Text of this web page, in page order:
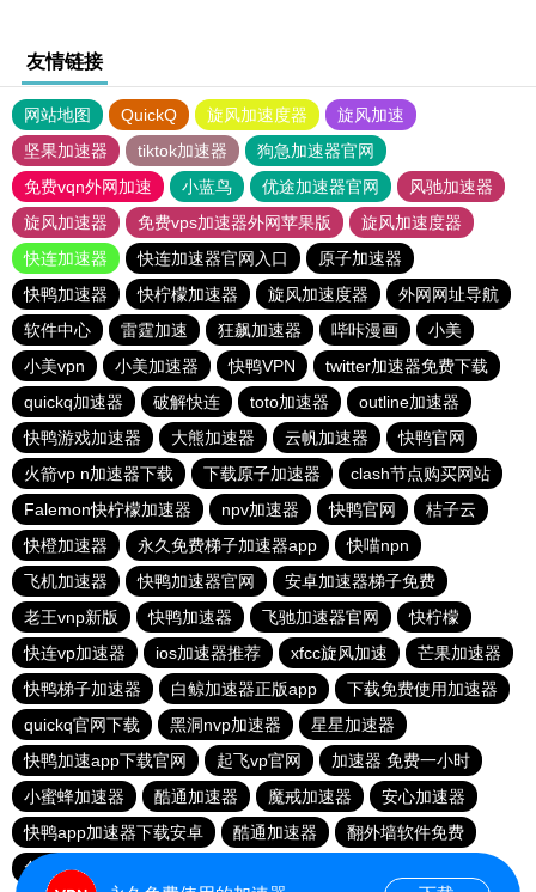
友情链接
网站地图 QuickQ 旋风加速度器
旋风加速
坚果加速器
tiktok加速器
狗急加速器官网
免费vqn外网加速
小蓝鸟 优途加速器官网
风驰加速器
旋风加速器
免费vps加速器外网苹果版
旋风加速度器
快连加速器
快连加速器官网入口
原子加速器
快鸭加速器
快柠檬加速器 旋风加速度器
外网网址导航
软件中心
雷霆加速 狂飙加速器 哔咔漫画
小美
小美vpn
小美加速器 快鸭VPN
twitter加速器免费下载
quickq加速器
破解快连 toto加速器
outline加速器
快鸭游戏加速器
大熊加速器 云帆加速器
快鸭官网
火箭vp n加速器下载
下载原子加速器
clash节点购买网站
Falemon快柠檬加速器
npv加速器 快鸭官网
桔子云
快橙加速器
永久免费梯子加速器app
快喵npn
飞机加速器
快鸭加速器官网
安卓加速器梯子免费
老王vnp新版
快鸭加速器 飞驰加速器官网
快柠檬
快连vp加速器
ios加速器推荐 xfcc旋风加速
芒果加速器
快鸭梯子加速器
白鲸加速器正版app
下载免费使用加速器
quickq官网下载
黑洞nvp加速器
星星加速器
快鸭加速app下载官网
起飞vp官网
加速器 免费一小时
小蜜蜂加速器
酷通加速器 魔戒加速器
安心加速器
快鸭app加速器下载安卓
酷通加速器
翻外墙软件免费
免费跨墙软件